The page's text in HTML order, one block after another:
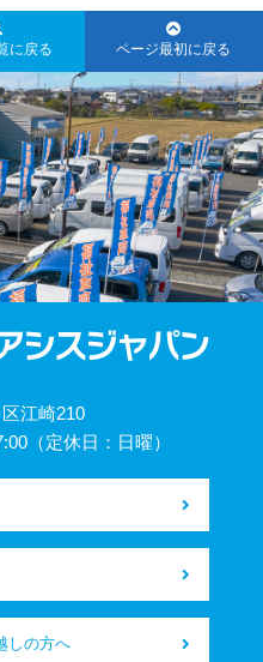
に戻る ページ最初に戻る
江崎210
（定休日：日曜）
しの方へ